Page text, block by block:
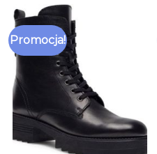
Promocja!